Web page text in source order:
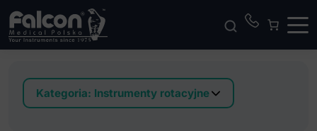
Kategoria: Instrumenty rotacyjne